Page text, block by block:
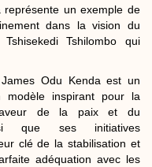
représente un exemple de
dans la vision du
Tshilombo qui
Odu Kenda est un
inspirant pour la
de la paix et du
que ses initiatives
clé de la stabilisation et
adéquation avec les